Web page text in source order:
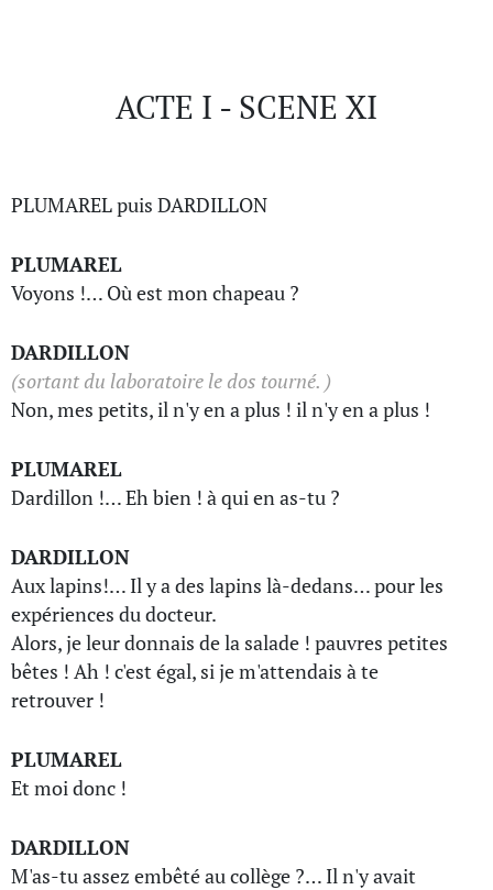
ACTE I - SCENE XI
PLUMAREL puis DARDILLON
PLUMAREL
Voyons !… Où est mon chapeau ?
DARDILLON
(sortant du laboratoire le dos tourné. )
Non, mes petits, il n'y en a plus ! il n'y en a plus !
PLUMAREL
Dardillon !… Eh bien ! à qui en as-tu ?
DARDILLON
Aux lapins!… Il y a des lapins là-dedans… pour les
expériences du docteur.
Alors, je leur donnais de la salade ! pauvres petites
bêtes ! Ah ! c'est égal, si je m'attendais à te
retrouver !
PLUMAREL
Et moi donc !
DARDILLON
M'as-tu assez embêté au collège ?… Il n'y avait